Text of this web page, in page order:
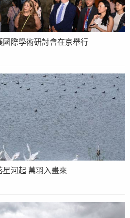
際學術研討會在京舉行
河起 萬羽入畫來